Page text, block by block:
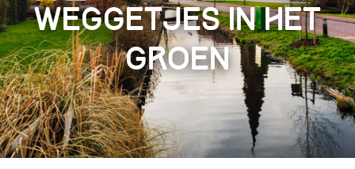
weggetjes in het
groen